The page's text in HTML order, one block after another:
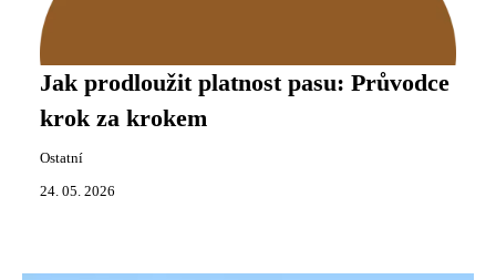
Jak prodloužit platnost pasu: Průvodce
krok za krokem
Ostatní
24. 05. 2026